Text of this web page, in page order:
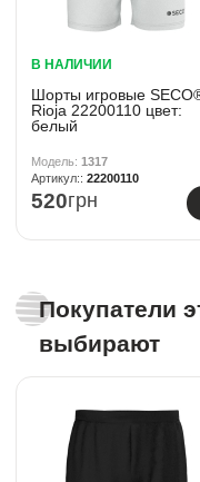
В НАЛИЧИИ
Шорты игровые
Rioja 22200110 цвет:
белый
1317
22200110
520грн
Покупатели
выбирают